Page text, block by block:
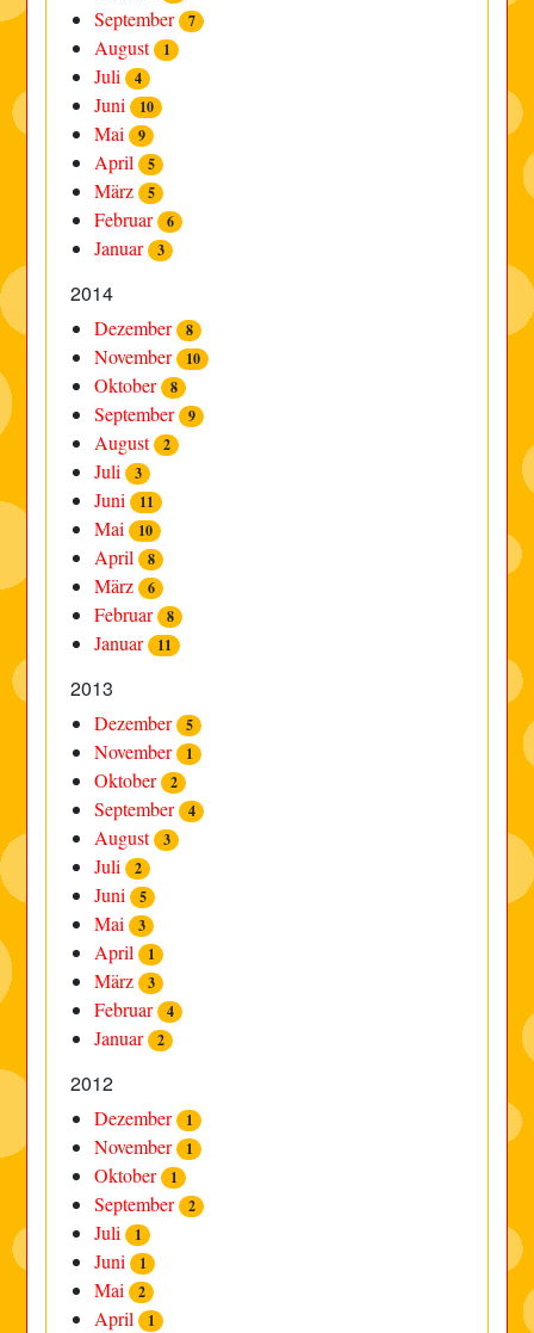
September 7
August 1
Juli 4
Juni 10
Mai 9
April 5
März 5
Februar 6
Januar 3
2014
Dezember 8
November 10
Oktober 8
September 9
August 2
Juli 3
Juni 11
Mai 10
April 8
März 6
Februar 8
Januar 11
2013
Dezember 5
November 1
Oktober 2
September 4
August 3
Juli 2
Juni 5
Mai 3
April 1
März 3
Februar 4
Januar 2
2012
Dezember 1
November 1
Oktober 1
September 2
Juli 1
Juni 1
Mai 2
April 1